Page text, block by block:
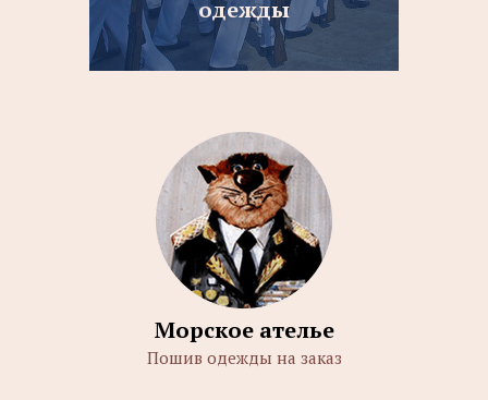
одежды
Морское ателье
Пошив одежды на заказ